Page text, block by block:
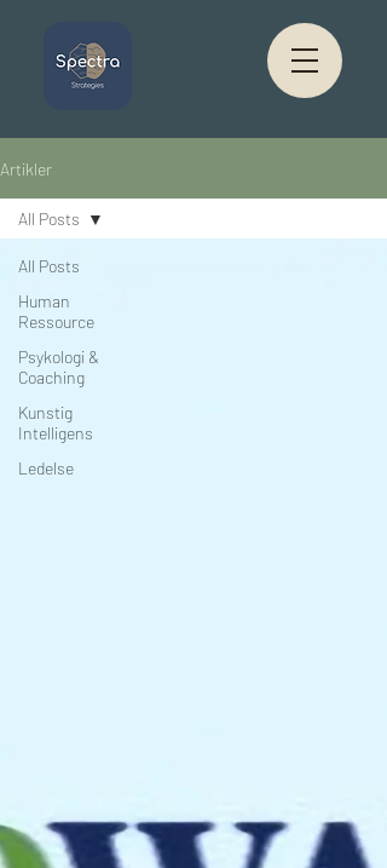
Artikler
All Posts
Human
Ressource
Psykologi &
Coaching
Kunstig
Intelligens
Ledelse
All Posts